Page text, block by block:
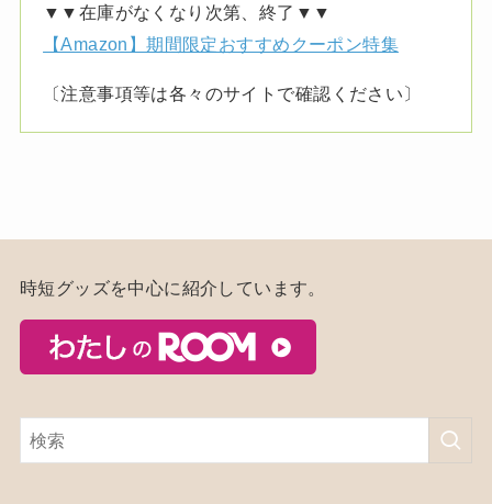
▼▼在庫がなくなり次第、終了▼▼
【Amazon】期間限定おすすめクーポン特集
〔注意事項等は各々のサイトで確認ください〕
時短グッズを中心に紹介しています。